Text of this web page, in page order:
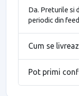
Da. Preturile si
periodic din
Cum se
Pot primi